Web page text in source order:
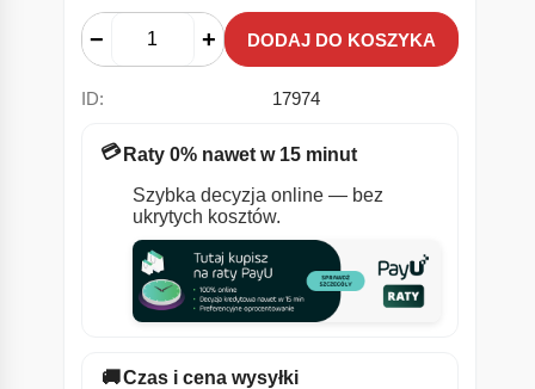
− + DODAJ DO KOSZYKA
ID: 17974
💳 Raty 0% nawet w 15 minut
Szybka decyzja online — bez
ukrytych kosztów.
🚚Czas i cena wysyłki